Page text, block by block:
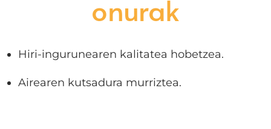
onurak
Hiri-ingurunearen kalitatea hobetzea.
Airearen kutsadura murriztea.